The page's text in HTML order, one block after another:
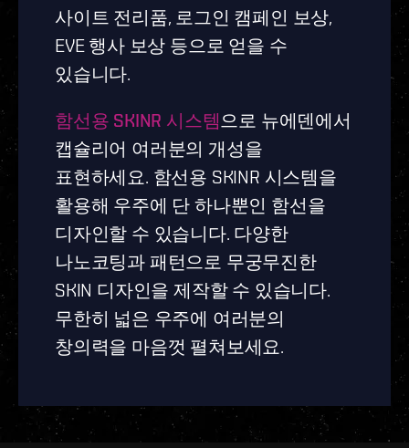
사이트 전리품, 로그인 캠페인 보상,
EVE 행사 보상 등으로 얻을 수
있습니다.
함선용 SKINR 시스템 으로 뉴에덴에서
캡슐리어 여러분의 개성을
표현하세요. 함선용 SKINR 시스템을
활용해 우주에 단 하나뿐인 함선을
디자인할 수 있습니다. 다양한
나노코팅과 패턴으로 무궁무진한
SKIN 디자인을 제작할 수 있습니다.
무한히 넓은 우주에 여러분의
창의력을 마음껏 펼쳐보세요.